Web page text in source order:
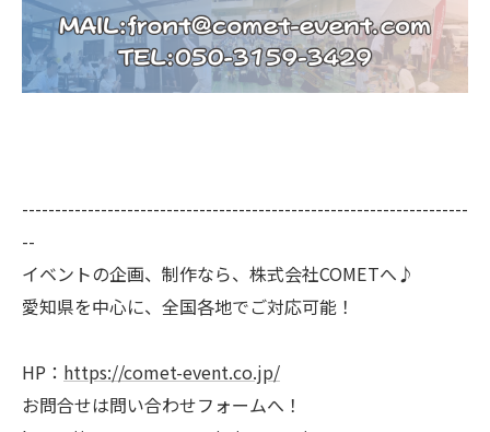
--------------------------------------------------------------------
--
イベントの企画、制作なら、株式会社COMETへ♪
愛知県を中心に、全国各地でご対応可能！
HP： https://comet-event.co.jp/
お問合せは問い合わせフォームへ！